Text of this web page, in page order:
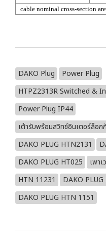
cable nominal cross-section
DAKO Plug
Power Plug
HTPZ2313R Switched &
Power Plug IP44
เต้ารับพร้อมสวิทช์อินเตอร์ล็อก
DAKO PLUG HTN2131
DAKO PLUG HT025
เพา
HTN 11231
DAKO
DAKO PLUG HTN 1151